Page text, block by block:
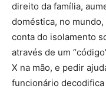
direito da família,
doméstica, no
conta do isolamento
através de um
X na mão, e pedir
funcionário decodifica